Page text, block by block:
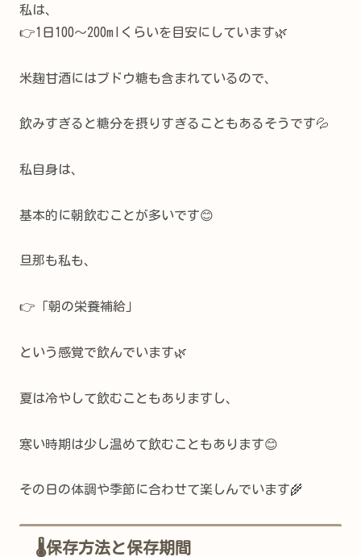
私は、
👉1日100〜200mlくらいを目安にしています🌿
米麹甘酒にはブドウ糖も含まれているので、
飲みすぎると糖分を摂りすぎることもあるそうです💦
私自身は、
基本的に朝飲むことが多いです😊
旦那も私も、
👉「朝の栄養補給」
という感覚で飲んでいます🌿
夏は冷やして飲むこともありますし、
寒い時期は少し温めて飲むこともあります😊
その日の体調や季節に合わせて楽しんでいます🌾
🌡保存方法と保存期間